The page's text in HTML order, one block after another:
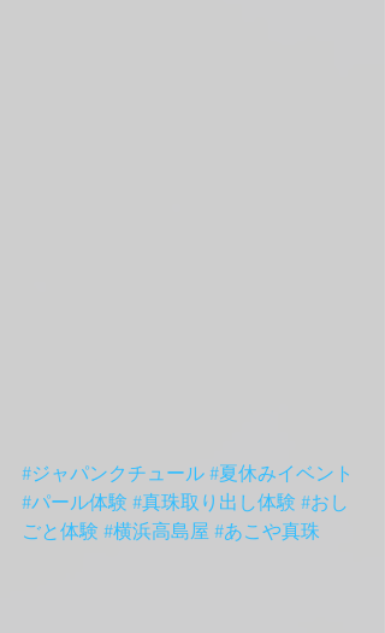
#ジャパンクチュール #夏休みイベント
#パール体験 #真珠取り出し体験 #おし
ごと体験 #横浜高島屋 #あこや真珠